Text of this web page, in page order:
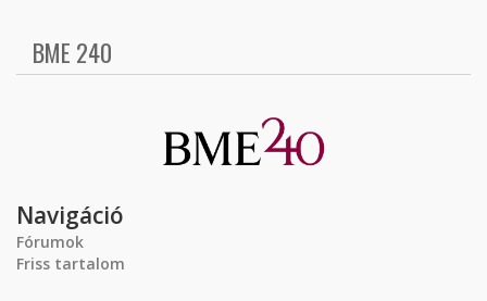
BME 240
Navigáció
Fórumok
Friss tartalom